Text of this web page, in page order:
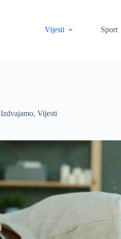
Vijesti
Sport
Izdvajamo, Vijesti